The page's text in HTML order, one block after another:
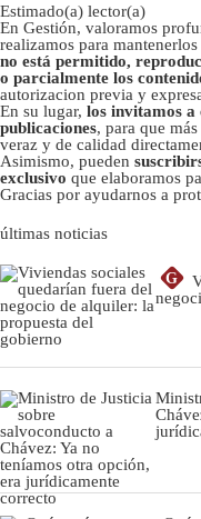
Estimado(a) lector(a)
En Gestión, valoramos
realizamos para
no está permitido,
o parcialmente los
autorizacion previa y
En su lugar, los invitamos a
publicaciones, para que
veraz y de calidad
Asimismo, pueden
exclusivo que elaboramos
Gracias por ayudarnos a
últimas noticias
G